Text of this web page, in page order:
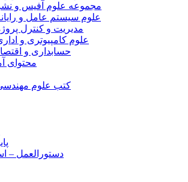
مجموعه علوم آفیس و
علوم سیستم عامل و
مدیریت و کنترل
علوم کامپیوتری و
حسابداری و
محتوای
کتب علوم
دستورالعمل –